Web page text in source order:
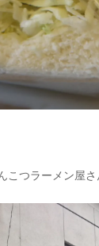
つラーメン屋さ